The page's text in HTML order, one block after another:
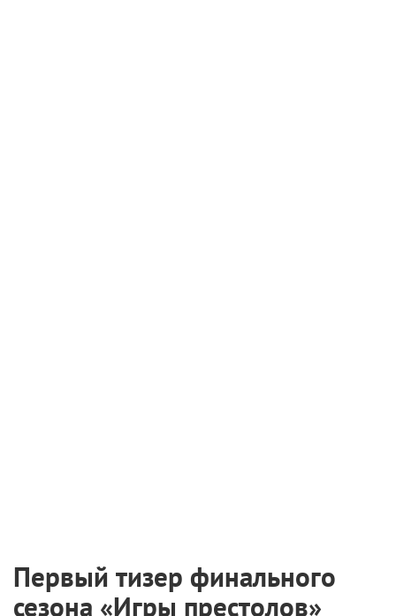
Первый тизер финального
сезона «Игры престолов»